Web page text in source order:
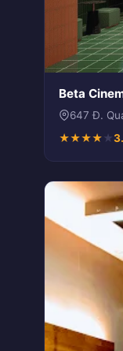
Beta
647 Đ.
★★★★★